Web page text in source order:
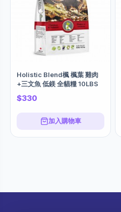
Holistic Blend楓 楓葉 雞肉
+三文魚 低鎂 全貓糧 10LBS
$330
加入購物車